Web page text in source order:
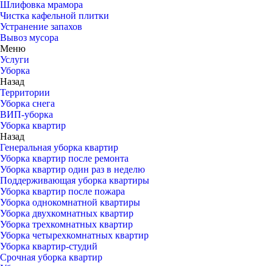
Шлифовка мрамора
Чистка кафельной плитки
Устранение запахов
Вывоз мусора
Меню
Услуги
Уборка
Назад
Территории
Уборка снега
ВИП-уборка
Уборка квартир
Назад
Генеральная уборка квартир
Уборка квартир после ремонта
Уборка квартир один раз в неделю
Поддерживающая уборка квартиры
Уборка квартир после пожара
Уборка однокомнатной квартиры
Уборка двухкомнатных квартир
Уборка трехкомнатных квартир
Уборка четырехкомнатных квартир
Уборка квартир-студий
Срочная уборка квартир